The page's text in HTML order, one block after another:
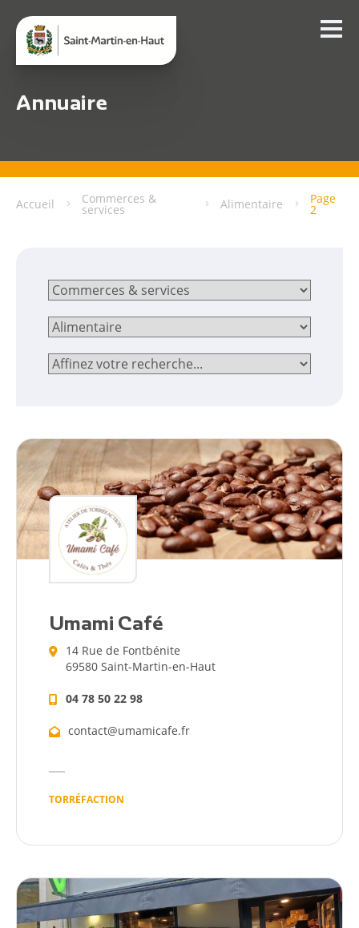
Annuaire
Accueil Commerces &
services Alimentaire Page
2
Umami Café
14 Rue de Fontbénite
69580 Saint-Martin-en-Haut
04 78 50 22 98
contact@umamicafe.fr
TORRÉFACTION
Citoyen
Pratique